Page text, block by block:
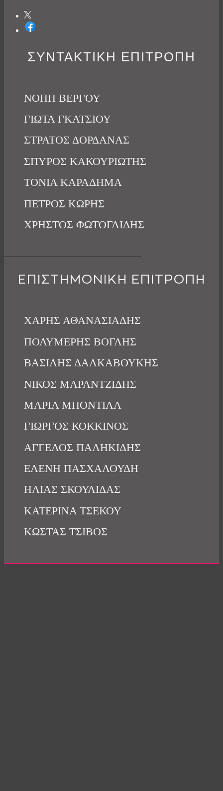
ΣΥΝΤΑΚΤΙΚΗ ΕΠΙΤΡΟΠΗ
ΝΟΠΗ ΒΕΡΓΟΥ
ΓΙΩΤΑ ΓΚΑΤΣΙΟΥ
ΣΤΡΑΤΟΣ ΔΟΡΔΑΝΑΣ
ΣΠΥΡΟΣ ΚΑΚΟΥΡΙΩΤΗΣ
ΤΟΝΙΑ ΚΑΡΑΔΗΜΑ
ΠΕΤΡΟΣ ΚΩΡΗΣ
ΧΡΗΣΤΟΣ ΦΩΤΟΓΛΙΔΗΣ
ΕΠΙΣΤΗΜΟΝΙΚΗ ΕΠΙΤΡΟΠΗ
ΧΑΡΗΣ ΑΘΑΝΑΣΙΑΔΗΣ
ΠΟΛΥΜΕΡΗΣ ΒΟΓΛΗΣ
ΒΑΣΙΛΗΣ ΔΑΛΚΑΒΟΥΚΗΣ
ΝΙΚΟΣ ΜΑΡΑΝΤΖΙΔΗΣ
ΜΑΡΙΑ ΜΠΟΝΤΙΛΑ
ΓΙΩΡΓΟΣ ΚΟΚΚΙΝΟΣ
ΑΓΓΕΛΟΣ ΠΑΛΗΚΙΔΗΣ
ΕΛΕΝΗ ΠΑΣΧΑΛΟΥΔΗ
ΗΛΙΑΣ ΣΚΟΥΛΙΔΑΣ
ΚΑΤΕΡΙΝΑ ΤΣΕΚΟΥ
ΚΩΣΤΑΣ ΤΣΙΒΟΣ